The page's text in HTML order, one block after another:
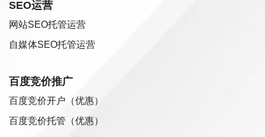
SEO运营
网站SEO托管运营
自媒体SEO托管运营
百度竞价推广
百度竞价开户（优惠）
百度竞价托管（优惠）